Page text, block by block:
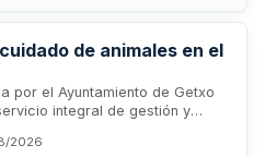
bajas, con un presupuesto
y posibilidad de prórrogas
de animales en el
por el Ayuntamiento de Getxo
integral de gestión y
El servicio comprende
el bienestar animal, manejo,
2026